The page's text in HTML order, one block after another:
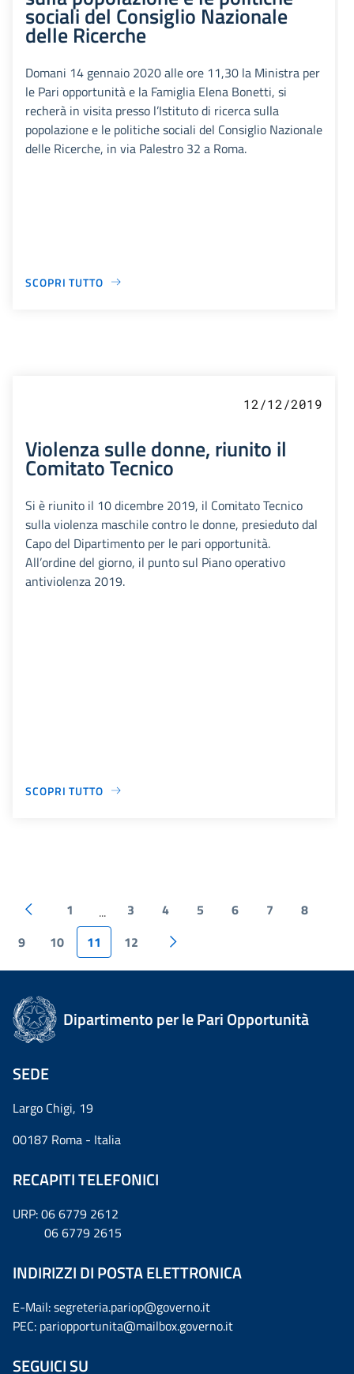
sociali del Consiglio Nazionale
delle Ricerche
Domani 14 gennaio 2020 alle ore 11,30 la Ministra per
le Pari opportunità e la Famiglia Elena Bonetti, si
recherà in visita presso l’Istituto di ricerca sulla
popolazione e le politiche sociali del Consiglio Nazionale
delle Ricerche, in via Palestro 32 a Roma.
SCOPRI TUTTO
12/12/2019
Violenza sulle donne, riunito il
Comitato Tecnico
Si è riunito il 10 dicembre 2019, il Comitato Tecnico
sulla violenza maschile contro le donne, presieduto dal
Capo del Dipartimento per le pari opportunità.
All’ordine del giorno, il punto sul Piano operativo
antiviolenza 2019.
SCOPRI TUTTO
1 ... 3 4 5 6 7
8
9
10 11 12
Dipartimento per le Pari Opportunità
SEDE
Largo Chigi, 19
00187 Roma - Italia
RECAPITI TELEFONICI
URP: 06 6779 2612
06 6779 2615
INDIRIZZI DI POSTA ELETTRONICA
E-Mail: segreteria.pariop@governo.it
PEC: pariopportunita@mailbox.governo.it
SEGUICI SU